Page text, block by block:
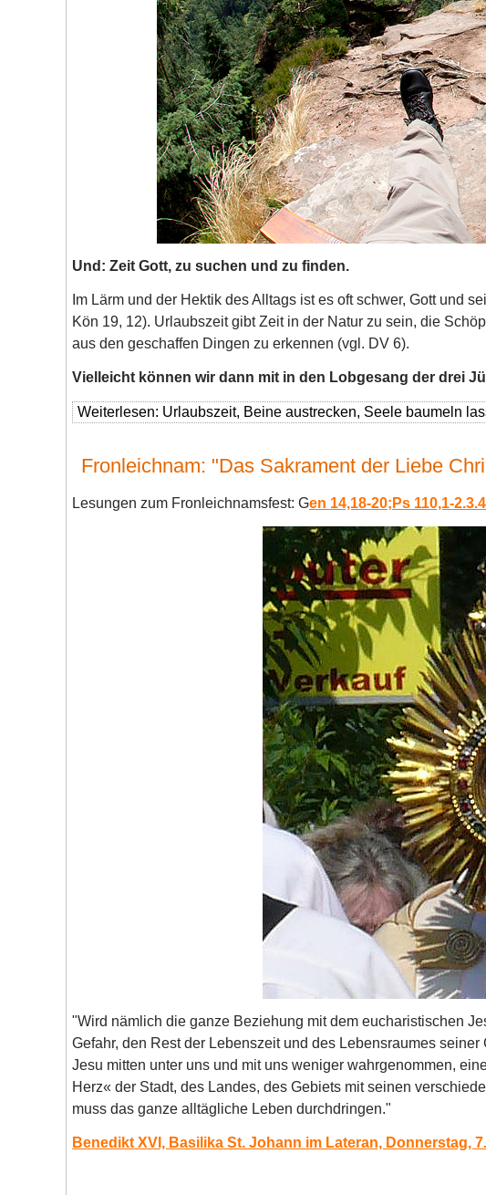
Und: Zeit Gott, zu suchen und zu finden.
Im Lärm und der Hektik des Alltags ist es oft schwer, Gott und
Kön 19, 12). Urlaubszeit gibt Zeit in der Natur zu sein, die
aus den geschaffen Dingen zu erkennen (vgl. DV 6).
Vielleicht können wir dann mit in den Lobgesang der drei
Weiterlesen: Urlaubszeit, Beine austrecken, Seele baumeln
Fronleichnam: "Das Sakrament der Liebe
Lesungen zum Fronleichnamsfest: Gen 14,18-20;Ps 110,1-
"Wird nämlich die ganze Beziehung mit dem eucharistischen
Gefahr, den Rest der Lebenszeit und des Lebensraumes
Jesu mitten unter uns und mit uns weniger wahrgenommen,
Herz« der Stadt, des Landes, des Gebiets mit seinen
muss das ganze alltägliche Leben durchdringen."
Benedikt XVI, Basilika St. Johann im Lateran, Donnerstag,